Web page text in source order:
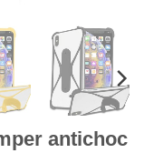
antichoc